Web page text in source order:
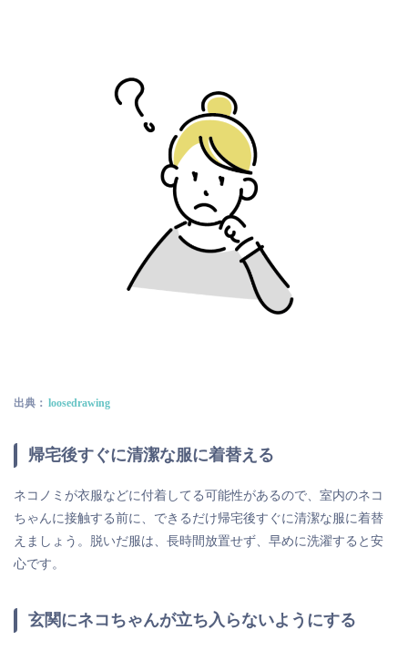
出典： loosedrawing
帰宅後すぐに清潔な服に着替える
ネコノミが衣服などに付着してる可能性があるので、室内のネコ
ちゃんに接触する前に、できるだけ帰宅後すぐに清潔な服に着替
えましょう。脱いだ服は、長時間放置せず、早めに洗濯すると安
心です。
玄関にネコちゃんが立ち入らないようにする